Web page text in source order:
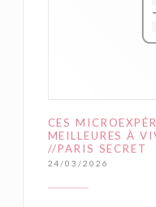
CES
MEILLEURES À
//PARIS SECRET
24/03/2026